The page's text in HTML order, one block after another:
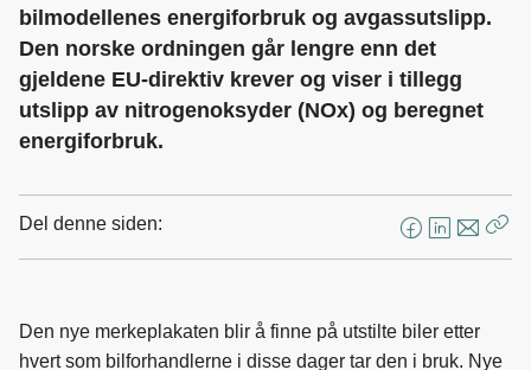
bilmodellenes energiforbruk og avgassutslipp.
Den norske ordningen går lengre enn det
gjeldene EU-direktiv krever og viser i tillegg
utslipp av nitrogenoksyder (NOx) og beregnet
energiforbruk.
Del denne siden:
F
e
b
L
k
e
E
o
s
Den nye merkeplakaten blir å finne på utstilte biler etter
hvert som bilforhandlerne i disse dager tar den i bruk. Nye